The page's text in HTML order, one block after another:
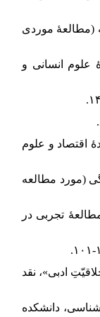
پایه (مطالعۀ موردی
علوم انسانی و
اقتصاد و علوم
از زندگی (مورد مطالعه
های مطالعۀ تجربی در
در فرایند خلاقیّتِ ادبی»، نقد
شناسی، دانشکده